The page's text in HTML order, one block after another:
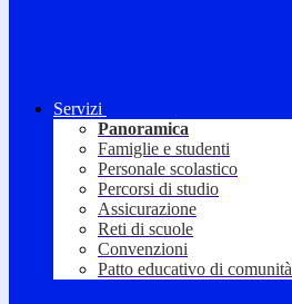
Servizi
Panoramica
Famiglie e studenti
Personale scolastico
Percorsi di studio
Assicurazione
Reti di scuole
Convenzioni
Patto educativo di comunità